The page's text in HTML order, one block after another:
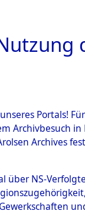
Portals!
Archivbesuch
Archives
über NS-